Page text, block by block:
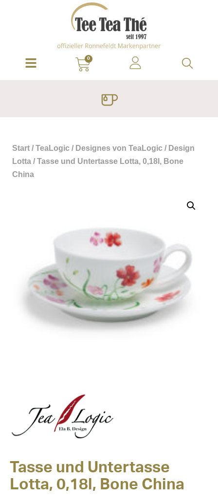
0
Start / TeaLogic / Designes von TeaLogic / Design
Lotta / Tasse und Untertasse Lotta, 0,18l, Bone
China
Tasse und Untertasse
Lotta, 0,18l, Bone China